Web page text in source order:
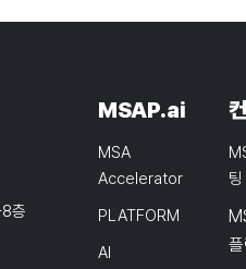
층
MSAP.ai
MSA
Accelerator
PLATFORM
AI
팅